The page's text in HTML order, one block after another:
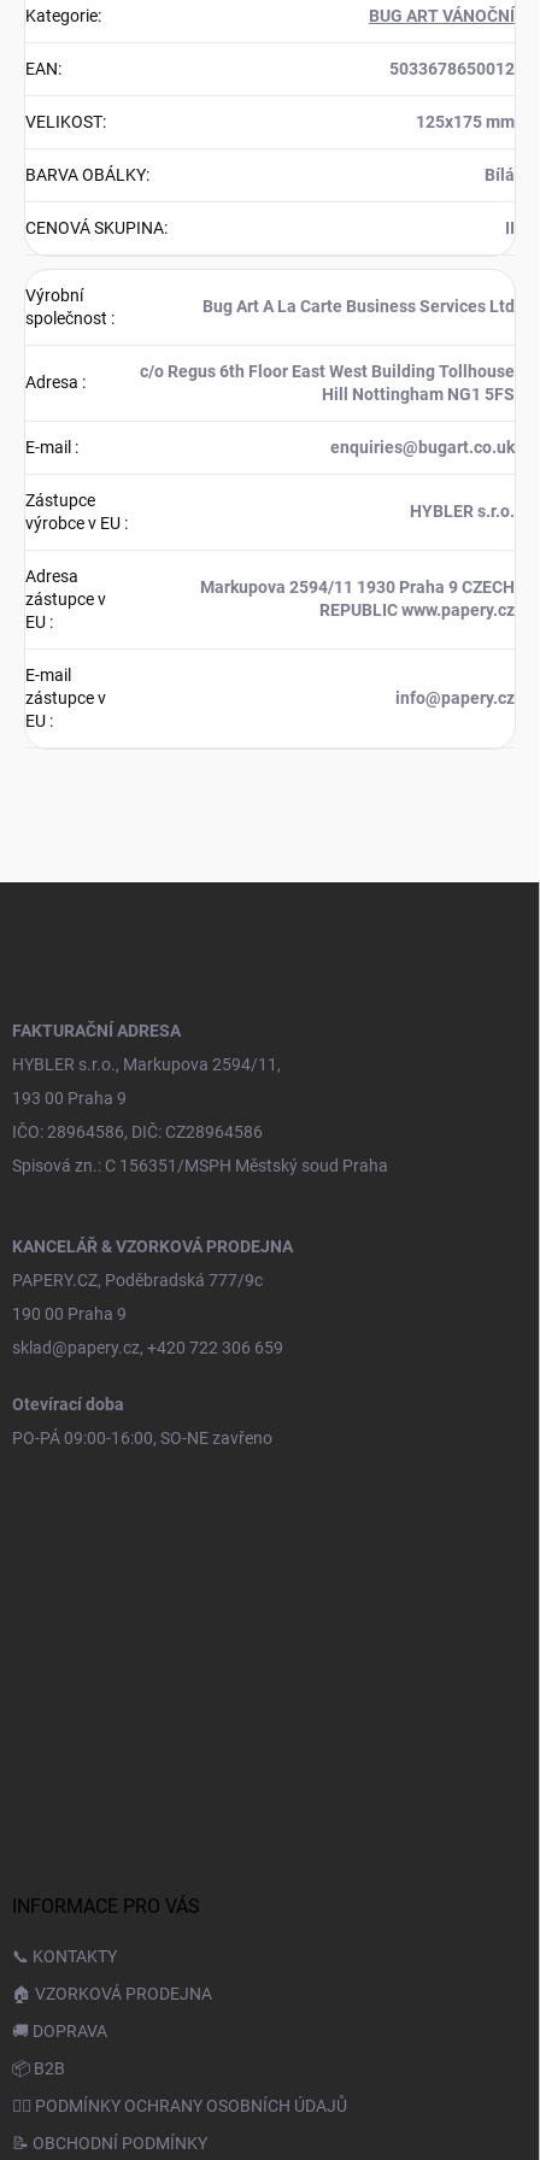
Kategorie: BUG ART VÁNOČNÍ
EAN: 5033678650012
VELIKOST: 125x175 mm
BARVA OBÁLKY: Bílá
CENOVÁ SKUPINA: II
Výrobní
společnost :
Bug Art A La Carte Business Services Ltd
Adresa :
c/o Regus 6th Floor East West Building Tollhouse
Hill Nottingham NG1 5FS
E-mail : enquiries@bugart.co.uk
Zástupce
výrobce v EU :
HYBLER s.r.o.
Adresa
zástupce v
EU :
Markupova 2594/11 1930 Praha 9 CZECH
REPUBLIC www.papery.cz
E-mail
zástupce v
EU :
info@papery.cz
FAKTURAČNÍ ADRESA
HYBLER s.r.o., Markupova 2594/11,
193 00 Praha 9
IČO: 28964586, DIČ: CZ28964586
Spisová zn.: C 156351/MSPH Městský soud Praha
KANCELÁŘ & VZORKOVÁ PRODEJNA
PAPERY.CZ, Poděbradská 777/9c
190 00 Praha 9
sklad@papery.cz, +420 722 306 659
Otevírací doba
PO-PÁ 09:00-16:00, SO-NE zavřeno
INFORMACE PRO VÁS
📞 KONTAKTY
🏠 VZORKOVÁ PRODEJNA
🚚 DOPRAVA
📦 B2B
🙆‍♂️ PODMÍNKY OCHRANY OSOBNÍCH ÚDAJŮ
📝 OBCHODNÍ PODMÍNKY